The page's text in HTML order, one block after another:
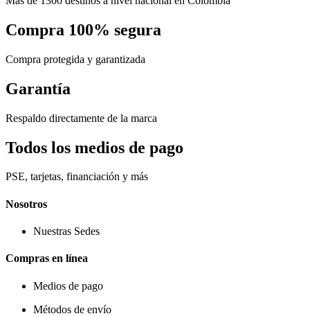
Compra 100% segura
Compra protegida y garantizada
Garantía
Respaldo directamente de la marca
Todos los medios de pago
PSE, tarjetas, financiación y más
Nosotros
Nuestras Sedes
Compras en línea
Medios de pago
Métodos de envío